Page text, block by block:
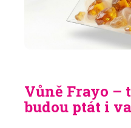
Vůně Frayo –
budou ptát i